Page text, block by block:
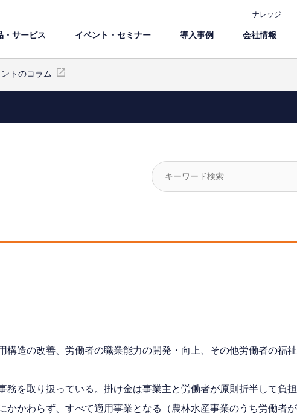
ナレッジ
・サービス イベント・セミナー 導⼊事例 会社情報
トのコラム
造の改善、労働者の職業能力の開発・向上、その他労働者の福
を取り扱っている。掛け金は事業主と労働者が原則折半して負担
かわらず、すべて適用事業となる（農林水産事業のうち労働者